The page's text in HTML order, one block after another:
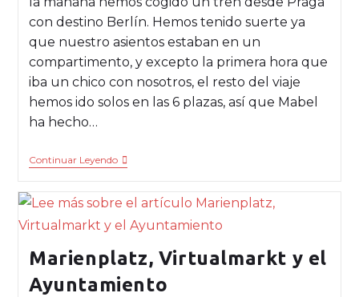
con destino Berlín. Hemos tenido suerte ya
que nuestro asientos estaban en un
compartimento, y excepto la primera hora que
iba un chico con nosotros, el resto del viaje
hemos ido solos en las 6 plazas, así que Mabel
ha hecho…
Continuar Leyendo
Marienplatz, Virtualmarkt y el
Ayuntamiento